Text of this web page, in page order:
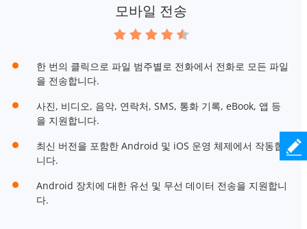
모바일 전송
한 번의 클릭으로 파일 범주별로 전화에서 전화로 모든 파일
을 전송합니다.
사진, 비디오, 음악, 연락처, SMS, 통화 기록, eBook, 앱 등
을 지원합니다.
최신 버전을 포함한 Android 및 iOS 운영 체제에서 작동합
니다.
Android 장치에 대한 유선 및 무선 데이터 전송을 지원합니
다.